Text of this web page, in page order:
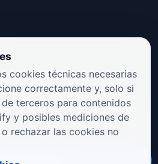
o promotor? Envíanos tus
o propuestas musicales.
propuesta
cookies técnicas necesarias
correctamente y, solo si
terceros para contenidos
y posibles mediciones de
rechazar las cookies no